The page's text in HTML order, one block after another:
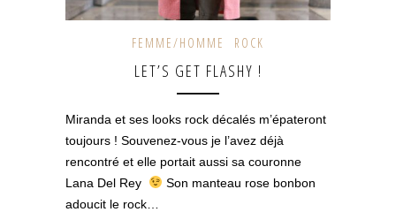
FEMME/HOMME ROCK
LET’S GET FLASHY !
Miranda et ses looks rock décalés m’épateront
toujours ! Souvenez-vous je l’avez déjà
rencontré et elle portait aussi sa couronne
Lana Del Rey
Son manteau rose bonbon
adoucit le rock…